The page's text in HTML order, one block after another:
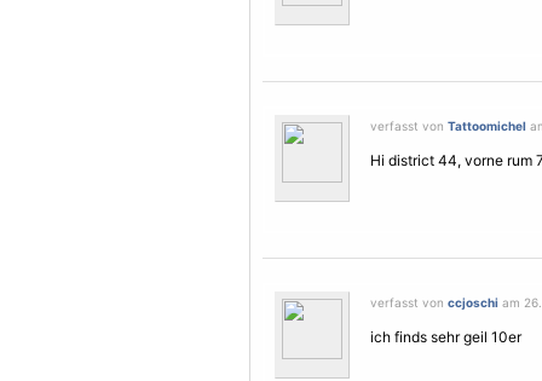
verfasst von Tattoomichel
Hi district 44, vorne rum
verfasst von ccjoschi am
ich finds sehr geil 10er